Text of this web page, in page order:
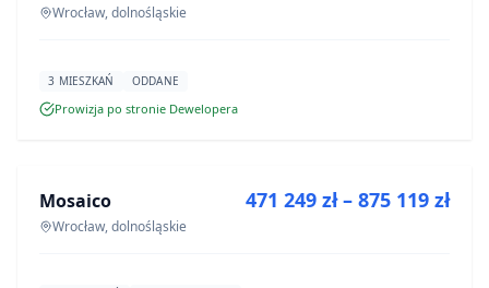
Wrocław, dolnośląskie
3 MIESZKAŃ ODDANE
Prowizja po stronie Dewelopera
INWESTYCJA
Mosaico
Wrocław, dolnośląskie
471 249 zł – 875 119 zł